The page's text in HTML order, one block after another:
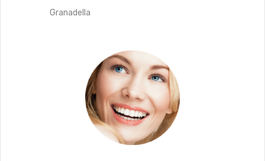
Granadella